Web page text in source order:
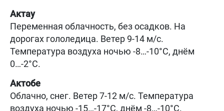
Актау
Переменная облачность, без осадков. На
дорогах гололедица. Ветер 9-14 м/с.
Температура воздуха ночью -8…-10°C, днём
0…-2°C.
Актобе
Облачно, снег. Ветер 7-12 м/с. Температура
воздуха ночью -15…-17°C, днём -8…-10°C.